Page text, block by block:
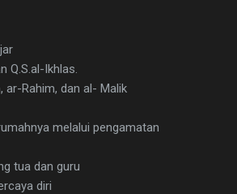
Q.S.al-Ikhlas.
Rahim, dan al- Malik
melalui pengamatan
tua dan guru
diri